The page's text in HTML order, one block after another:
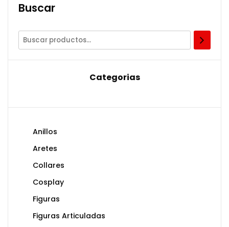
Buscar
Categorias
Anillos
Aretes
Collares
Cosplay
Figuras
Figuras Articuladas